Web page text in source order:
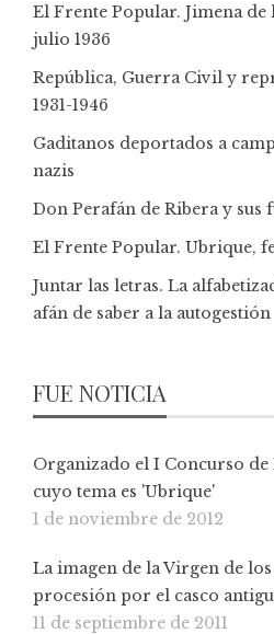
El Frente Popular. Jimena
julio 1936
República, Guerra Civil y
1931-1946
Gaditanos deportados a
nazis
Don Perafán de Ribera y sus
El Frente Popular. Ubrique,
Juntar las letras. La
afán de saber a la autogestión
FUE NOTICIA
Organizado el I Concurso de
cuyo tema es 'Ubrique'
1 de noviembre de 2012
La imagen de la Virgen de
procesión por el casco
11 de septiembre de 2011